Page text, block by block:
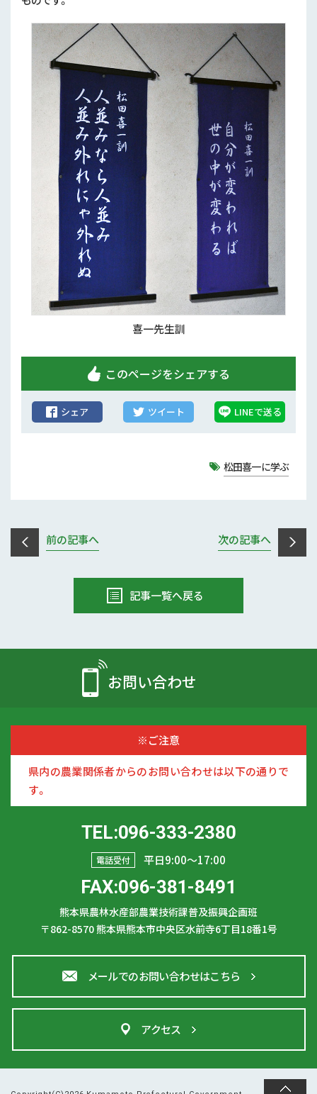
喜一先生訓
このページをシェアする
シェア ツイート LINEで送る
松田喜一に学ぶ
前の記事へ 次の記事へ
記事一覧へ戻る
お問い合わせ
※ご注意
県内の農業関係者からのお問い合わせは以下の通りで
す。
TEL:096-333-2380
電話受付 平日9:00〜17:00
FAX:096-381-8491
熊本県農林水産部農業技術課普及振興企画班
〒862-8570熊本県熊本市中央区水前寺6丁目18番1号
メールでのお問い合わせはこちら
アクセス